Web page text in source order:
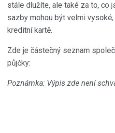
stále dlužíte, ale také za to, co
sazby mohou být velmi
kreditní kartě.
Zde je částečný seznam
půjčky:
Poznámka: Výpis zde není